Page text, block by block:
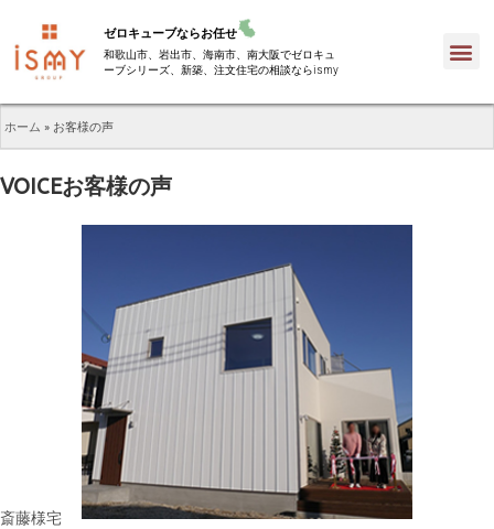
ゼロキューブならお任せ
和歌山市、岩出市、海南市、南大阪でゼロキュ
ーブシリーズ、新築、注文住宅の相談ならismy
ホーム » お客様の声
VOICEお客様の声
斎藤様宅